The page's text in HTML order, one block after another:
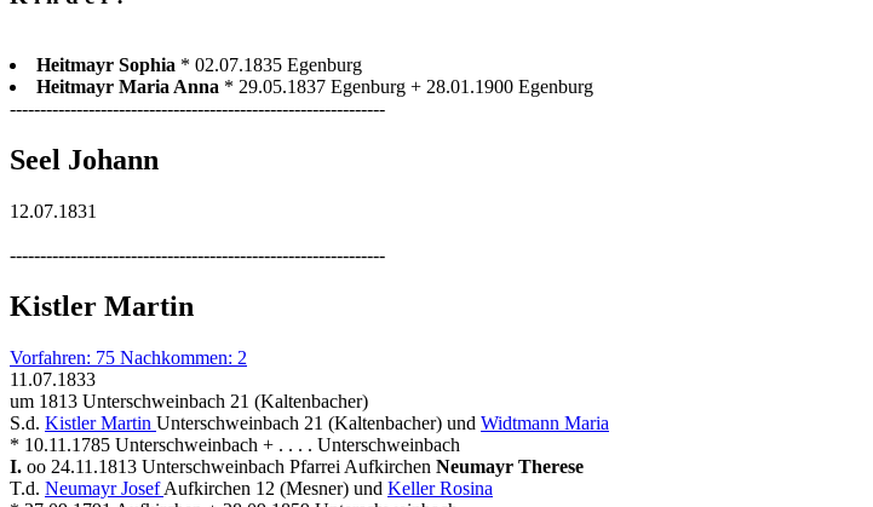
Heitmayr Sophia * 02.07.1835 Egenburg
Heitmayr Maria Anna * 29.05.1837 Egenburg + 28.01.1900 Egenburg
--------------------------------------------------------------
Seel Johann
12.07.1831
--------------------------------------------------------------
Kistler Martin
Vorfahren: 75 Nachkommen: 2
11.07.1833
um 1813 Unterschweinbach 21 (Kaltenbacher)
S.d. Kistler Martin Unterschweinbach 21 (Kaltenbacher) und Widtmann Maria
* 10.11.1785 Unterschweinbach + . . . . Unterschweinbach
I. oo 24.11.1813 Unterschweinbach Pfarrei Aufkirchen Neumayr Therese
T.d. Neumayr JosefAufkirchen 12 (Mesner) und Keller Rosina